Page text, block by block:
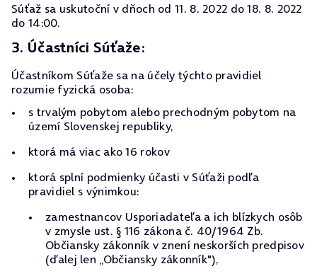
Súťaž sa uskutoční v dňoch od 11. 8. 2022 do 18. 8. 2022
do 14:00.
3. Účastníci Súťaže:
Účastníkom Súťaže sa na účely týchto pravidiel
rozumie fyzická osoba:
s trvalým pobytom alebo prechodným pobytom na
území Slovenskej republiky,
ktorá má viac ako 16 rokov
ktorá splní podmienky účasti v Súťaži podľa
pravidiel s výnimkou:
zamestnancov Usporiadateľa a ich blízkych osôb
v zmysle ust. § 116 zákona č. 40/1964 Zb.
Občiansky zákonník v znení neskorších predpisov
(ďalej len „Občiansky zákonník"),